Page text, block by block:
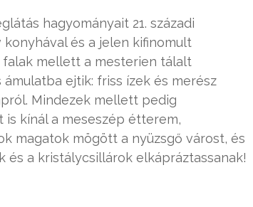
hagyományait 21. századi
és a jelen kifinomult
falak mellett a mesterien tálalt
ejtik: friss ízek és merész
Mindezek mellett pedig
is kínál a meseszép étterem,
magatok mögött a nyüzsgő várost, és
a kristálycsillárok elkápráztassanak!